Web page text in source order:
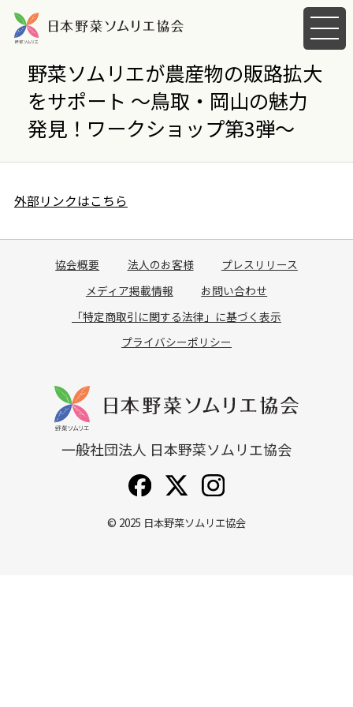
メ
ニ
ー
を
野菜ソムリエが農産物の販路拡大
をサポート ～鳥取・岡山の魅力
発見！ワークショップ第3弾～
外部リンクはこちら
協会概要 法人のお客様
プレスリリース
メディア掲載情報
お問い合わせ
「特定商取引に関する法律」に基づく表示
プライバシーポリシー
一般社団法人 日本野菜ソムリエ協会
© 2025 日本野菜ソムリエ協会